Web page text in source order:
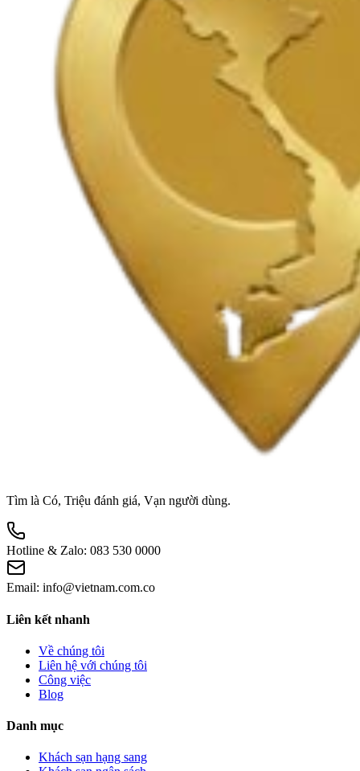
Tìm là Có, Triệu đánh giá, Vạn người dùng.
Hotline & Zalo: 083 530 0000
Email: info@vietnam.com.co
Liên kết nhanh
Về chúng tôi
Liên hệ với chúng tôi
Công việc
Blog
Danh mục
Khách sạn hạng sang